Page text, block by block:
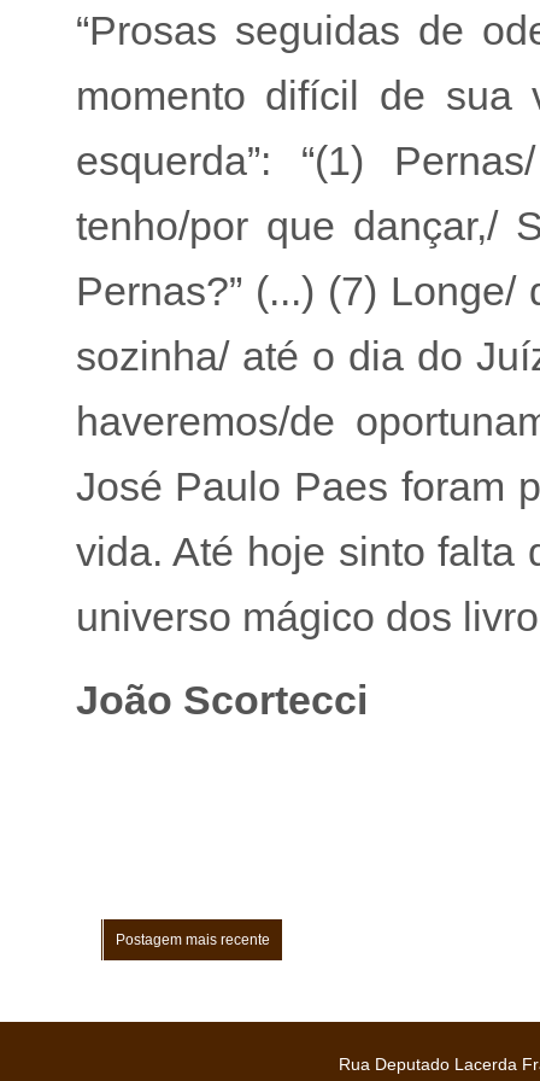
“Prosas seguidas de
momento difícil de sua
esquerda”: “(1)
tenho/por que dançar,/
Pernas?” (...) (7)
sozinha/ até o dia do
haveremos/de
José Paulo Paes foram
vida. Até hoje sinto falta
universo mágico dos
João Scortecci
Postagem mais recente
Rua Deputado Lacerda